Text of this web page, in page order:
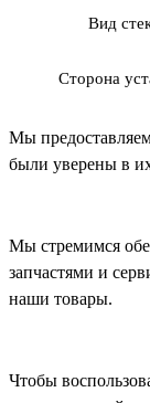
Вид
Сторона
Мы
были уверены в
Мы стремимся
запчастями и
наши товары.
Чтобы